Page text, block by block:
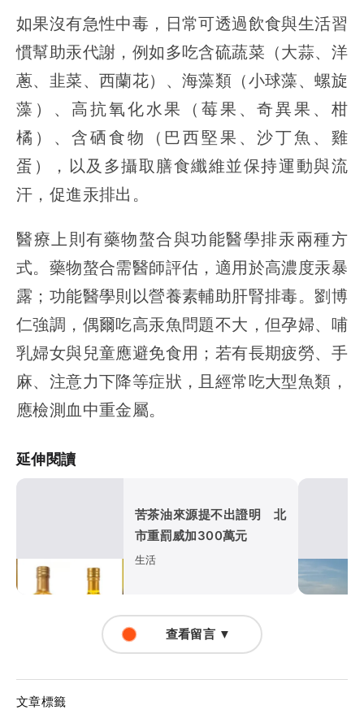
如果沒有急性中毒，日常可透過飲食與生活習
慣幫助汞代謝，例如多吃含硫蔬菜（大蒜、洋
蔥、韭菜、西蘭花）、海藻類（小球藻、螺旋
藻）、高抗氧化水果（莓果、奇異果、柑
橘）、含硒食物（巴西堅果、沙丁魚、雞
蛋），以及多攝取膳食纖維並保持運動與流
汗，促進汞排出。
醫療上則有藥物螯合與功能醫學排汞兩種方
式。藥物螯合需醫師評估，適用於高濃度汞暴
露；功能醫學則以營養素輔助肝腎排毒。劉博
仁強調，偶爾吃高汞魚問題不大，但孕婦、哺
乳婦女與兒童應避免食用；若有長期疲勞、手
麻、注意力下降等症狀，且經常吃大型魚類，
應檢測血中重金屬。
延伸閱讀
苦茶油來源提不出證明 北
市重罰威加300萬元
生活
查看留言 ▼
文章標籤